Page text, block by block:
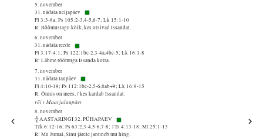
5. november
31. nädala neljapäev
Fl 3:3-8a; Ps 105:2-3,4-5,6-7; Lk 15:1-10
R: Rõõmustagu kõik, kes otsivad Issandat.
6. november
31. nädala reede
Fl 3:17-4:1; Ps 122:1bc-2,3-4a,4bc-5; Lk 16:1-8
R: Lähme rõõmuga Issanda kotta.
7. november
31. nädala laupäev
Fl 4:10-19; Ps 112:1bc-2,5-6,8ab+9; Lk 16:9-15
R: Õnnis on mees, / kes kardab Issandat.
või v Maarjalaupäev
8. november
╬ AASTARINGI 32. PÜHAPÄEV
Trk 6:12-16; Ps 63:2,3-4,5-6,7-8; 1Ts 4:13-18; Mt 25:1-13
R: Mu Jumal, Sinu järele januneb mu hing.